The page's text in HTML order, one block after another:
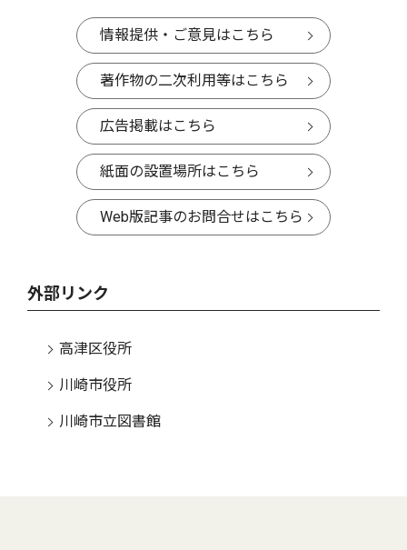
情報提供・ご意見はこちら
著作物の二次利用等はこちら
広告掲載はこちら
紙面の設置場所はこちら
Web版記事のお問合せはこちら
外部リンク
高津区役所
川崎市役所
川崎市立図書館